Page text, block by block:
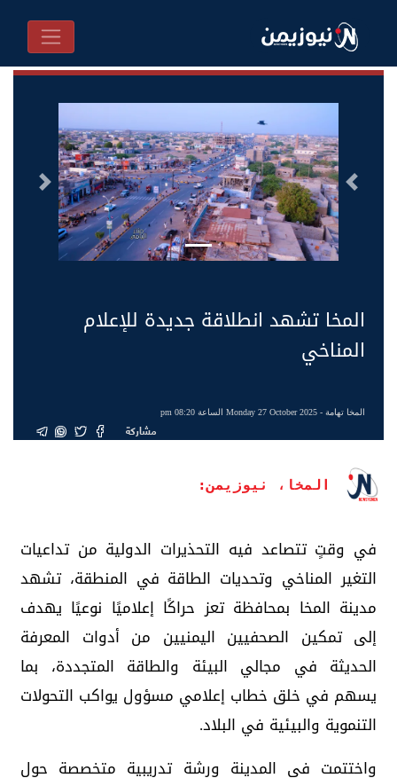
السابق التالى
المخا تشهد انطلاقة جديدة للإعلام
المناخي
المخا تهامة- Monday 27 October 2025 الساعة 08:20 pm
مشاركة
المخا، نيوزيمن:
في وقتٍ تتصاعد فيه التحذيرات الدولية من تداعيات
التغير المناخي وتحديات الطاقة في المنطقة، تشهد
مدينة المخا بمحافظة تعز حراكًا إعلاميًا نوعيًا يهدف
إلى تمكين الصحفيين اليمنيين من أدوات المعرفة
الحديثة في مجالي البيئة والطاقة المتجددة، بما
يسهم في خلق خطاب إعلامي مسؤول يواكب التحولات
التنموية والبيئية في البلاد.
واختتمت في المدينة ورشة تدريبية متخصصة حول